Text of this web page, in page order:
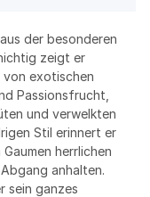
aus der besonderen
zeigt er
exotischen
Passionsfrucht,
und verwelkten
Stil erinnert er
herrlichen
anhalten.
sein ganzes